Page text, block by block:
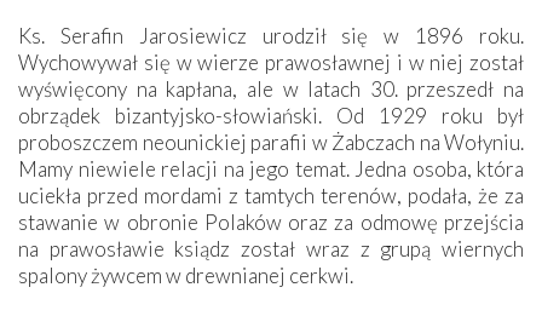
Ks. Serafin Jarosiewicz urodził się w 1896 roku.
Wychowywał się w wierze prawosławnej i w niej został
wyświęcony na kapłana, ale w latach 30. przeszedł na
obrządek bizantyjsko-słowiański. Od 1929 roku był
proboszczem neounickiej parafii w Żabczach na Wołyniu.
Mamy niewiele relacji na jego temat. Jedna osoba, która
uciekła przed mordami z tamtych terenów, podała, że za
stawanie w obronie Polaków oraz za odmowę przejścia
na prawosławie ksiądz został wraz z grupą wiernych
spalony żywcem w drewnianej cerkwi.